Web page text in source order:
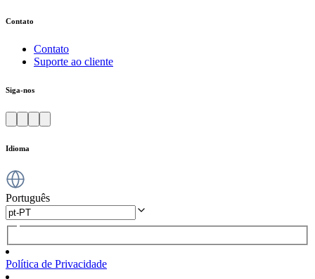
Contato
Contato
Suporte ao cliente
Siga-nos
Idioma
Português
Política de Privacidade